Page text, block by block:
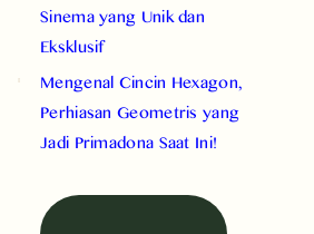
Sinema yang Unik dan
Eksklusif
Mengenal Cincin Hexagon,
Perhiasan Geometris yang
Jadi Primadona Saat Ini!